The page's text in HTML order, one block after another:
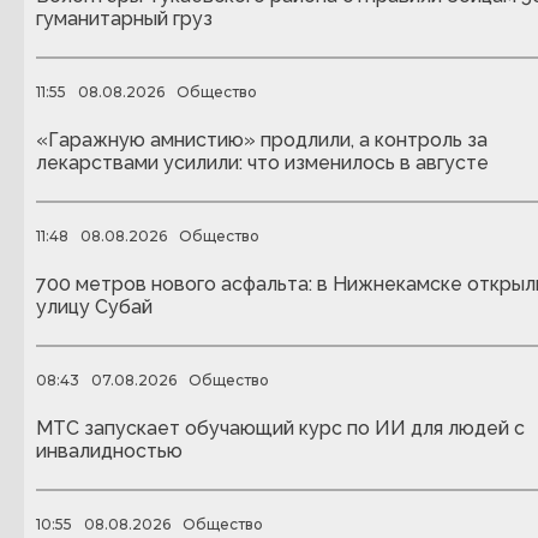
гуманитарный груз
11:55 08.08.2026 Общество
«Гаражную амнистию» продлили, а контроль за
лекарствами усилили: что изменилось в августе
11:48 08.08.2026 Общество
700 метров нового асфальта: в Нижнекамске
улицу Субай
08:43 07.08.2026 Общество
МТС запускает обучающий курс по ИИ для людей с
инвалидностью
10:55 08.08.2026 Общество